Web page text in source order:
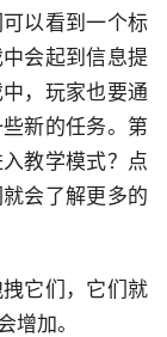
以看到一个标
会起到信息提
，玩家也要通
新的任务。第
教学模式？点
会了解更多的
它们，它们就
增加。